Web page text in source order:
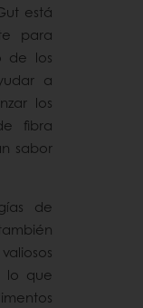
está
para
de los
a
los
fibra
sabor
de
lo que